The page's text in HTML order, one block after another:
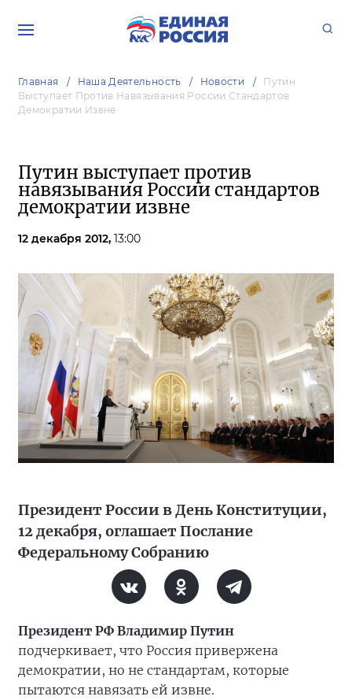
Главная Наша Деятельность Новости
Путин
Выступает Против Навязывания России Стандартов
Демократии Извне
Путин выступает против
навязывания России стандартов
демократии извне
12 декабря 2012, 13:00
Президент России в День Конституции,
12 декабря, оглашает Послание
Федеральному Собранию
Президент РФ Владимир Путин
подчеркивает, что Россия привержена
демократии, но не стандартам, которые
пытаются навязать ей извне.